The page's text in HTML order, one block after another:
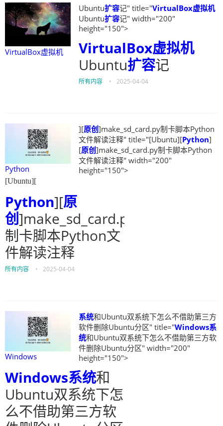
VirtualBox虚拟机
Ubuntu扩容记" title="VirtualBox虚拟机
Ubuntu扩容记" width="200"
height="150">
VirtualBox虚拟机
Ubuntu扩容记
所有内容 • 2025-04-04
Python
][原创]make_sd_card.py制卡脚本Python
文件解读注释" title="[Ubuntu][Python]
[原创]make_sd_card.py制卡脚本Python
文件解读注释" width="200"
height="150">
[Ubuntu][
Python][原
创]make_sd_card.py
制卡脚本Python文
件解读注释
所有内容 • 2025-04-04
Windows
系统和Ubuntu双系统下怎么不借助第三方
软件删除Ubuntu分区" title="Windows系
统和Ubuntu双系统下怎么不借助第三方软
件删除Ubuntu分区" width="200"
height="150">
Windows系统和
Ubuntu双系统下怎
么不借助第三方软